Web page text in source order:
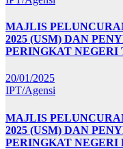
MAJLIS
2025 (USM) DAN
PERINGKAT NEGERI
20/01/2025
IPT/Agensi
MAJLIS
2025 (USM) DAN
PERINGKAT NEGERI